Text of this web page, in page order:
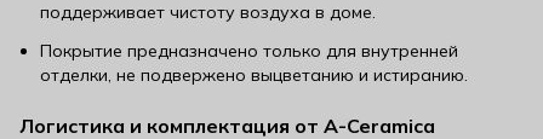
поддерживает чистоту воздуха в доме.
Покрытие предназначено только для внутренней
отделки, не подвержено выцветанию и истиранию.
Логистика и комплектация от A-Ceramica